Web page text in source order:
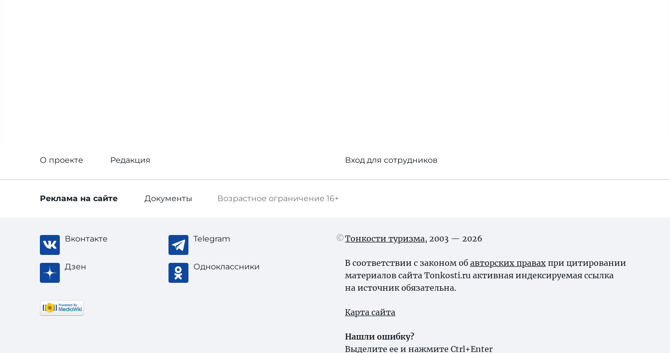
О проекте Редакция Вход для сотрудников
Возрастное ограничение 16+
Реклама на сайте Документы
Вконтакте Telegram
Дзен Одноклассники
Тонкости туризма, 2003 — 2026
В соответствии с законом об авторских правах при цитировании
материалов сайта Tonkosti.ru активная индексируемая ссылка
на источник обязательна.
Карта сайта
Нашли ошибку?
Выделите ее и нажмите Ctrl+Enter